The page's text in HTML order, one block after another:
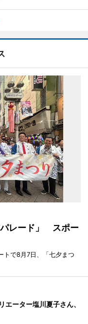
パレード」 スポー
トで8月7日、「七夕まつ
エーター塩川夏子さん、